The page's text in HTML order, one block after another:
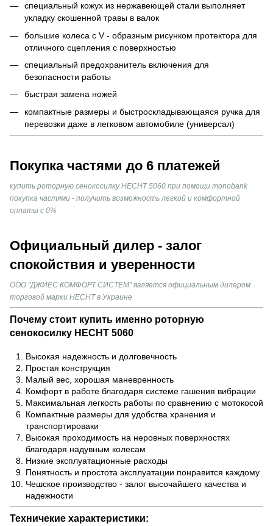
специальный кожух из нержавеющей стали выполняет
укладку скошенной травы в валок
большие колеса с V - образным рисунком протектора для
отличного сцепления с поверхностью
специальный предохранитель включения для
безопасности работы
быстрая замена ножей
компактные размеры и быстроскладывающаяся ручка для
перевозки даже в легковом автомобиле (универсал)
Покупка частями до 6 платежей
купить роторную сенокосилку HECHT 5060 при помощи monobank
покупка частями - получить возможность легкой и комфортной
оплаты с 0%
Официальный дилер - залог
спокойствия и уверенности
ООО "ДЖИЕС КОМФОРТ СИСТЕМ" является официальным дилером
торговой марки HECHT в Украине
Почему стоит купить именно роторную
сенокосилку HECHT 5060
Высокая надежность и долговечность
Простая конструкция
Малый вес, хорошая маневренность
Комфорт в работе благодаря системе гашения вибрации
Максимальная легкость работы по сравнению с мотокосой
Компактные размеры для удобства хранения и
транспортироваки
Высокая проходимость на неровных поверхностях
благодаря надувным колесам
Низкие эксплуатационные расходы
Понятность и простота эксплуатации понравится каждому
Чешское производство - залог высочайшего качества и
надежности
Техничекие характеристики: